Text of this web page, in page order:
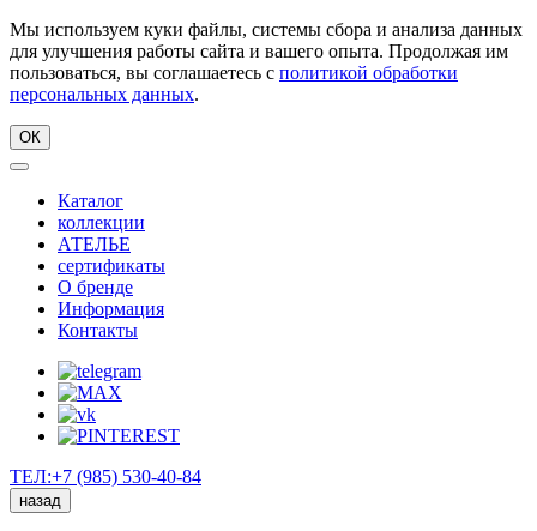
Мы используем куки файлы, системы сбора и анализа данных
для улучшения работы сайта и вашего опыта. Продолжая им
пользоваться, вы соглашаетесь с политикой обработки
персональных данных.
ОК
Каталог
коллекции
АТЕЛЬЕ
сертификаты
О бренде
Информация
Контакты
ТЕЛ:+7 (985) 530-40-84
назад